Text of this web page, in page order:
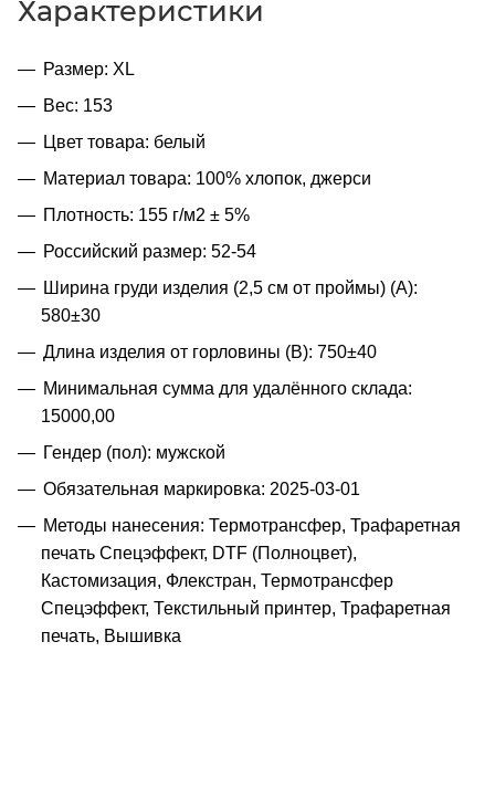
Характеристики
Размер: XL
Вес: 153
Цвет товара: белый
Материал товара: 100% хлопок, джерси
Плотность: 155 г/м2 ± 5%
Российский размер: 52-54
Ширина груди изделия (2,5 см от проймы) (A):
580±30
Длина изделия от горловины (B): 750±40
Минимальная сумма для удалённого склада:
15000,00
Гендер (пол): мужской
Обязательная маркировка: 2025-03-01
Методы нанесения: Термотрансфер, Трафаретная
печать Спецэффект, DTF (Полноцвет),
Кастомизация, Флекстран, Термотрансфер
Спецэффект, Текстильный принтер, Трафаретная
печать, Вышивка